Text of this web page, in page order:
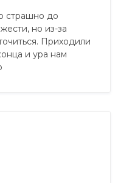
страшно до
но из-за
Приходили
и ура нам